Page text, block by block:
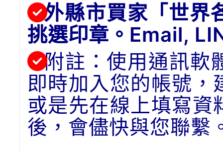
外縣市買家「世界
挑選印章。Email,
附註：使用通訊軟
即時加入您的帳號，
或是先在線上填寫資
後，會儘快與您聯繫